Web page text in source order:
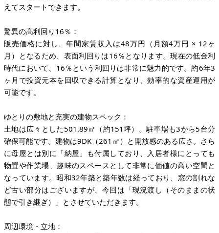
えてスタートできます。
驚異の高利回り16％：
販売価格に対し、年間家賃収入は48万円（月額4万円 × 12ヶ
月）となるため、表面利回りは16％となります。現在の低金利
時代において、16％という利回りは非常に魅力的です。約6年3
ヶ月で投資元本を回収できる計算となり、効率的な資産運用が
可能です。
ゆとりの敷地と充実の建物スペック：
土地は広々とした501.89㎡（約151坪）。駐車場も3から5台分
確保可能です。建物は9DK（261㎡）と開放感のある広さ。さら
に母屋とは別に「納屋」も付属しており、入居者様にとっても
物置や作業場、趣味のスペースとして非常に価値の高い空間と
なっています。昭和32年築と築年数は経っており、窓の割れな
ど古い部分はございますが、今回は「現況渡し（そのままの状
態で引き継ぎ）」とさせていただきます。
周辺環境・立地：